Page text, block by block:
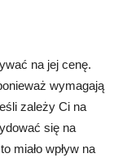
na jej cenę.
wymagają
zależy Ci na
się na
miało wpływ na